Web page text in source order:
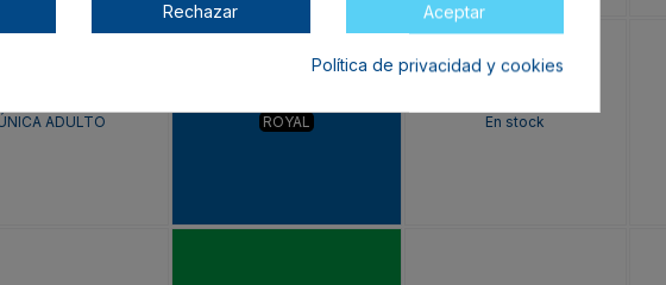
ADULTO ROYAL En stock
Rechazar Aceptar
Política de privacidad y cookies